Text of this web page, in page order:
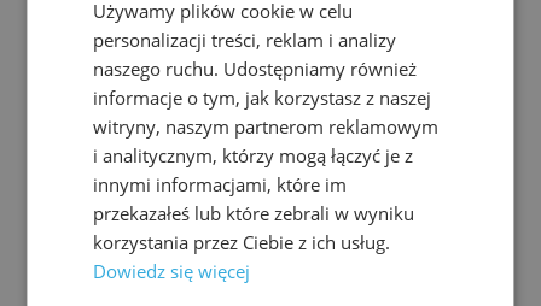
endoskopowych King’s Live Endoscopy
w Londynie. Szpital królewski w Londynie to
miejsce szczególne. Jeden z ważniejszych
ośrodków leczenia raka jelita grubego
w Wielkiej...
Używamy plików cookie w celu
personalizacji treści, reklam i analizy
naszego ruchu. Udostępniamy również
informacje o tym, jak korzystasz z naszej
witryny, naszym partnerom reklamowym
i analitycznym, którzy mogą łączyć je z
innymi informacjami, które im
przekazałeś lub które zebrali w wyniku
korzystania przez Ciebie z ich usług.
Dowiedz się więcej